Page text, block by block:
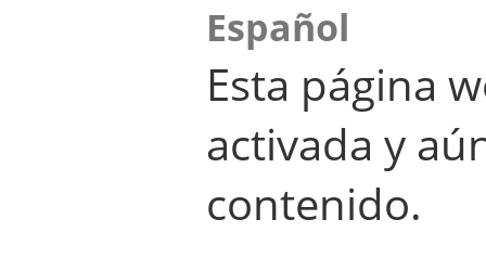
Español
Esta página
activada y
contenido.